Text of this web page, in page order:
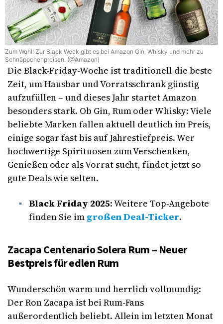
Zum Wohl! Zur Black Week gibt es bei Amazon Gin, Whisky und mehr zu
Schnäppchenpreisen. (@Amazon)
Die Black-Friday-Woche ist traditionell die beste
Zeit, um Hausbar und Vorratsschrank günstig
aufzufüllen – und dieses Jahr startet Amazon
besonders stark. Ob Gin, Rum oder Whisky: Viele
beliebte Marken fallen aktuell deutlich im Preis,
einige sogar fast bis auf Jahrestiefpreis. Wer
hochwertige Spirituosen zum Verschenken,
Genießen oder als Vorrat sucht, findet jetzt so
gute Deals wie selten.
Black Friday 2025: Weitere Top-Angebote
finden Sie im großen Deal-Ticker.
Zacapa Centenario Solera Rum – Neuer
Bestpreis für edlen Rum
Wunderschön warm und herrlich vollmundig:
Der Ron Zacapa ist bei Rum-Fans
außerordentlich beliebt. Allein im letzten Monat